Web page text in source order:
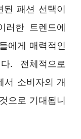
된 패션 선택이
러한 트렌드에
에게 매력적인
. 전체적으로
서 소비자의 개
으로 기대됩니